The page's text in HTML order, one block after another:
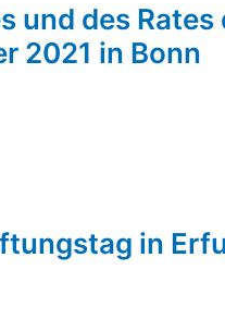
und des Rates
2021 in Bonn
in